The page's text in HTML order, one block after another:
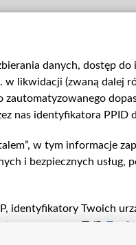
danych, dostęp
likwidacji (zwaną dalej
nas identyfikatora PPID
w tym informacje
i bezpiecznych usług,
identyfikatory Twoich
przez TVP,
lub dostęp do nich,